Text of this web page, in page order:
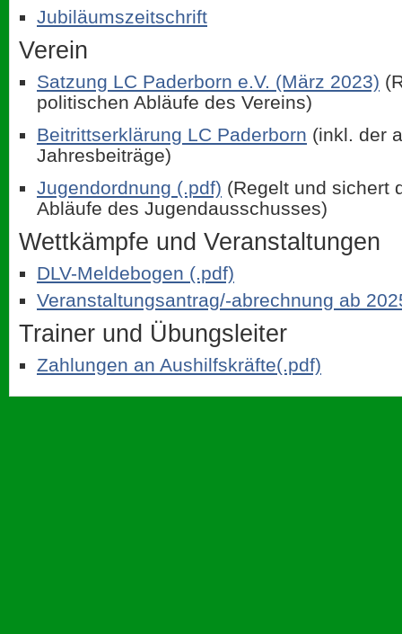
Jubiläumszeitschrift
Verein
Satzung LC Paderborn e.V. (März 2023)
politischen Abläufe des Vereins)
Beitrittserklärung LC Paderborn (inkl. der
Jahresbeiträge)
Jugendordnung (.pdf) (Regelt und sichert
Abläufe des Jugendausschusses)
Wettkämpfe und Veranstaltungen
DLV-Meldebogen (.pdf)
Veranstaltungsantrag/-abrechnung ab
Trainer und Übungsleiter
Zahlungen an Aushilfskräfte(.pdf)